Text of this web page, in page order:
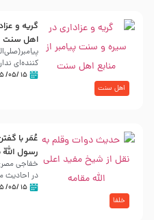
اهل سنت
گریه و
اهل سنت
کننده‌ای
۱۵ /۰۵/ ۱۴۰۵
خلفا
عُمَر با
رسول
در احادیث
۱۵ /۰۵/ ۱۴۰۵